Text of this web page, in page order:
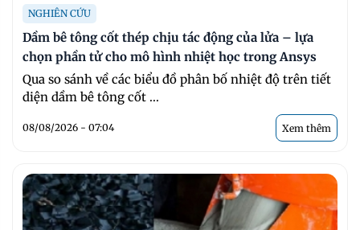
NGHIÊN CỨU
Dầm bê tông cốt thép chịu tác động của lửa – lựa
chọn phần tử cho mô hình nhiệt học trong Ansys
Qua so sánh về các biểu đồ phân bố nhiệt độ trên tiết
diện dầm bê tông cốt ...
08/08/2026 - 07:04 Xem thêm